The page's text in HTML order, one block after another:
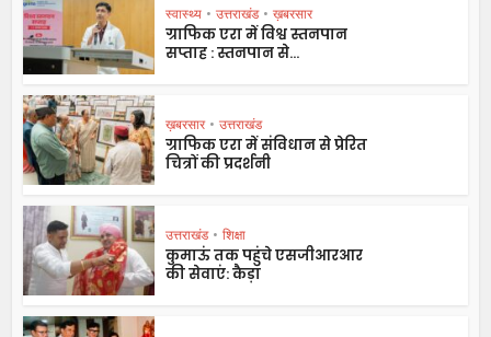
स्वास्थ्य • उत्तराखंड • ख़बरसार
ग्राफिक एरा में विश्व स्तनपान
सप्ताह : स्तनपान से...
ख़बरसार • उत्तराखंड
ग्राफिक एरा में संविधान से प्रेरित
चित्रों की प्रदर्शनी
उत्तराखंड • शिक्षा
कुमाऊं तक पहुंचे एसजीआरआर
की सेवाएं: कैड़ा